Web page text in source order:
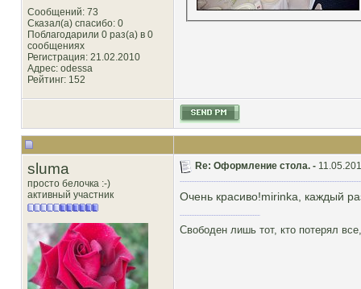
Сообщений: 73
Сказал(а) спасибо: 0
Поблагодарили 0 раз(а) в 0
сообщениях
Регистрация: 21.02.2010
Адрес: odessa
Рейтинг: 152
sluma
просто белочка :-)
активный участник
Re: Оформление стола. -
Очень красиво!mirinka, каждый
Свободен лишь тот, кто потерял